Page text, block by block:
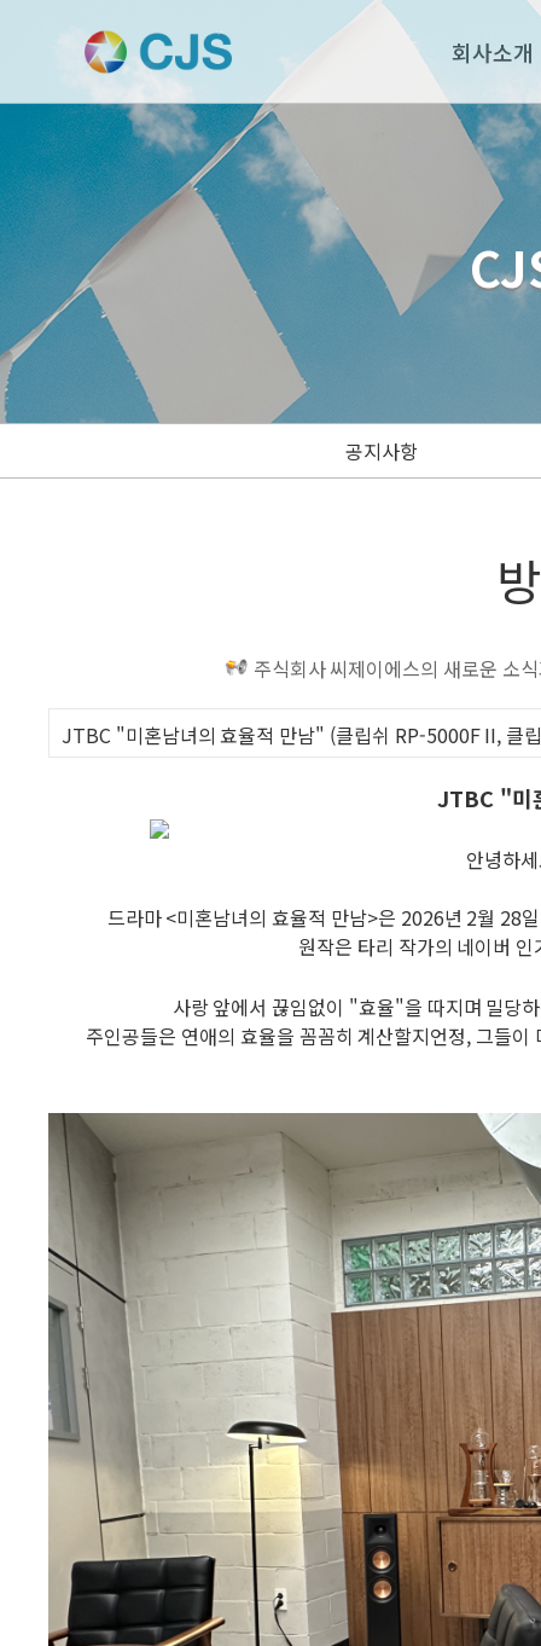
회사소개
공지사항
주식회사 씨제이에스의 새로운 소
JTBC "미혼남녀의 효율적 만남" (클립쉬 RP-5000F II, 클
JTBC "미
안녕하
드라마 <미혼남녀의 효율적 만남>은 2026년 2월 28
원작은 타리 작가의 네이버
사랑 앞에서 끊임없이 "효율"을 따지며 밀당
주인공들은 연애의 효율을 꼼꼼히 계산할지언정, 그들